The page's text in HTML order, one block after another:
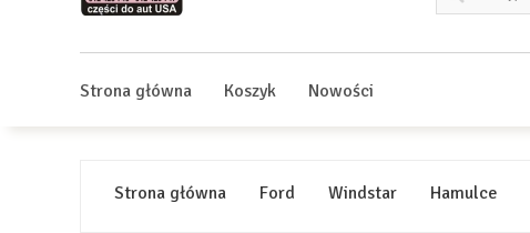
Strona główna Koszyk Nowości
Strona główna Ford Windstar Hamulce